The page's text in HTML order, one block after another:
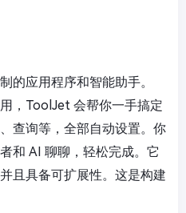
的应用程序和智能助手。
，ToolJet 会帮你一手搞定
查询等，全部自动设置。你
和 AI 聊聊，轻松完成。它
且具备可扩展性。这是构建